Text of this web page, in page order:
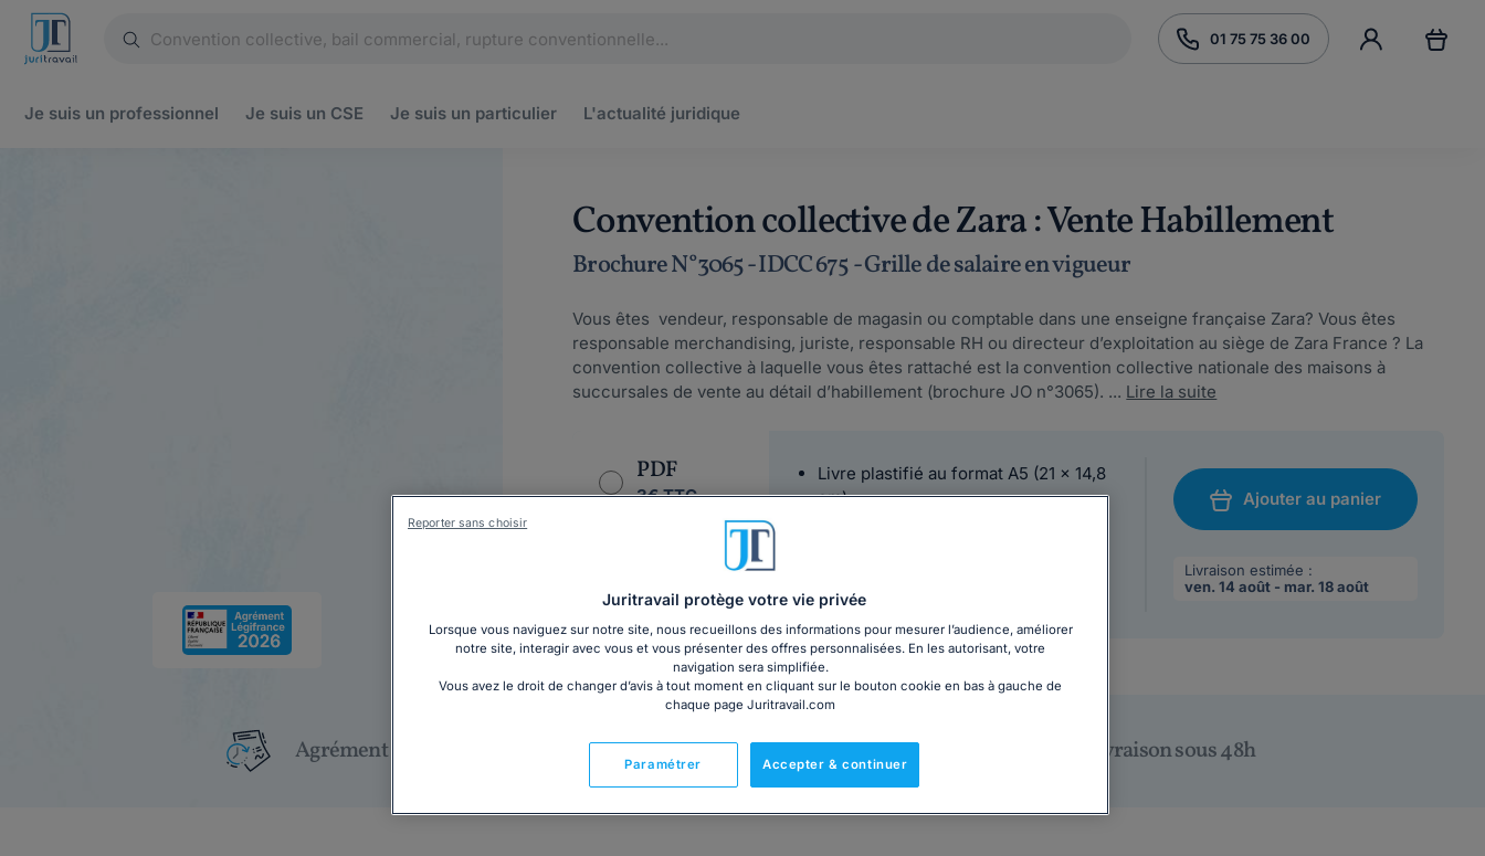
01 75 75 36 00
Je suis un professionnel Je suis un CSE Je suis un particulier L'actualité juridique
Convention collective de Zara : Vente Habillement
Brochure N°3065 - IDCC 675 - Grille de salaire en vigueur
Vous êtes vendeur, responsable de magasin ou comptable dans une enseigne française Zara? Vous êtes
responsable merchandising, juriste, responsable RH ou directeur d’exploitation au siège de Zara France ? La
convention collective à laquelle vous êtes rattaché est la convention collective nationale des maisons à
succursales de vente au détail d’habillement (brochure JO n°3065). ... Lire la suite
PDF
3€ TTC
Livre + PDF
20,05€ TTC
Livre plastifié au format A5 (21 x 14,8
cm)
Chronopost
Ajouter au panier
Livraison estimée :
ven. 14 août - mar. 18 août
Agrément Légifrance Fabriqué en France Livraison sous 48h
Juritravail protège votre vie privée
Lorsque vous naviguez sur notre site, nous recueillons des informations pour mesurer l’audience, améliorer
notre site, interagir avec vous et vous présenter des offres personnalisées. En les autorisant, votre
navigation sera simplifiée.
Vous avez le droit de changer d’avis à tout moment en cliquant sur le bouton cookie en bas à gauche de
chaque page Juritravail.com
Accepter & continuer
Paramétrer
Reporter sans choisir